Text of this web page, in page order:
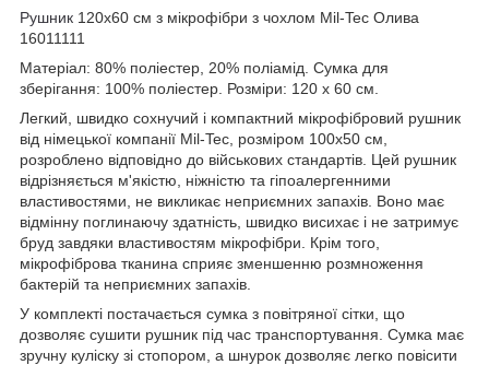
Рушник 120х60 см з мікрофібри з чохлом Mil-Tec Олива
16011111
Матеріал: 80% поліестер, 20% поліамід. Сумка для
зберігання: 100% поліестер. Розміри: 120 х 60 см.
Легкий, швидко сохнучий і компактний мікрофібровий рушник
від німецької компанії Mil-Tec, розміром 100x50 см,
розроблено відповідно до військових стандартів. Цей рушник
відрізняється м'якістю, ніжністю та гіпоалергенними
властивостями, не викликає неприємних запахів. Воно має
відмінну поглинаючу здатність, швидко висихає і не затримує
бруд завдяки властивостям мікрофібри. Крім того,
мікрофіброва тканина сприяє зменшенню розмноження
бактерій та неприємних запахів.
У комплекті постачається сумка з повітряної сітки, що
дозволяє сушити рушник під час транспортування. Сумка має
зручну куліску зі стопором, а шнурок дозволяє легко повісити